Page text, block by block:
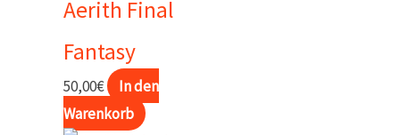
Aerith Final
Fantasy
50,00€
In den
Warenkorb